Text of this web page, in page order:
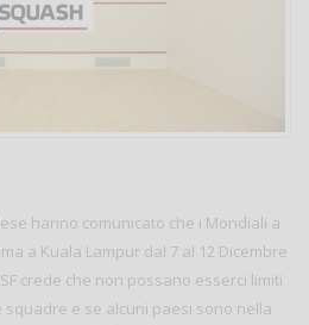
hanno comunicato che i Mondiali a
a Kuala Lampur dal 7 al 12 Dicembre
crede che non possano esserci limiti
e se alcuni paesi sono nella